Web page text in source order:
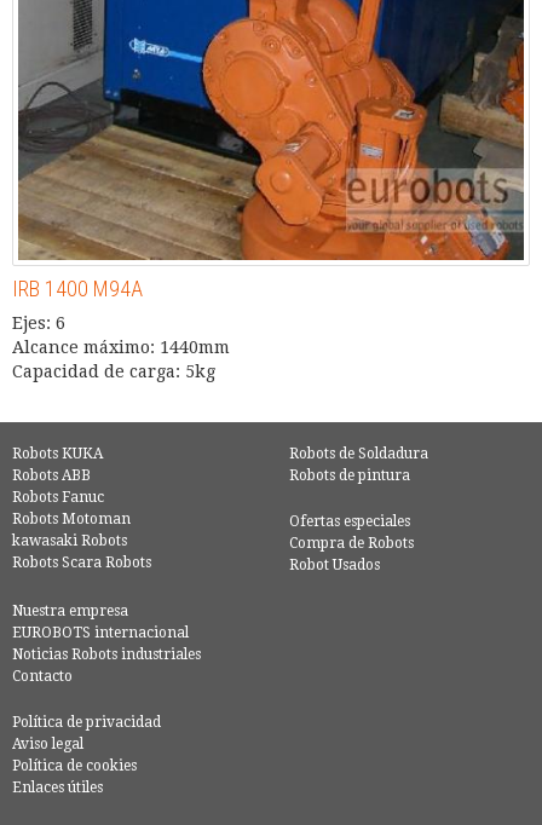
IRB 1400 M94A
Ejes: 6
Alcance máximo: 1440mm
Capacidad de carga: 5kg
Robots KUKA
Robots ABB
Robots Fanuc
Robots Motoman
kawasaki Robots
Robots Scara Robots
Robots de Soldadura
Robots de pintura
Ofertas especiales
Compra de Robots
Robot Usados
Nuestra empresa
EUROBOTS internacional
Noticias Robots industriales
Contacto
Política de privacidad
Aviso legal
Política de cookies
Enlaces útiles